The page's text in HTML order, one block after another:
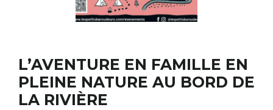
L’AVENTURE EN FAMILLE EN
PLEINE NATURE AU BORD DE
LA RIVIÈRE